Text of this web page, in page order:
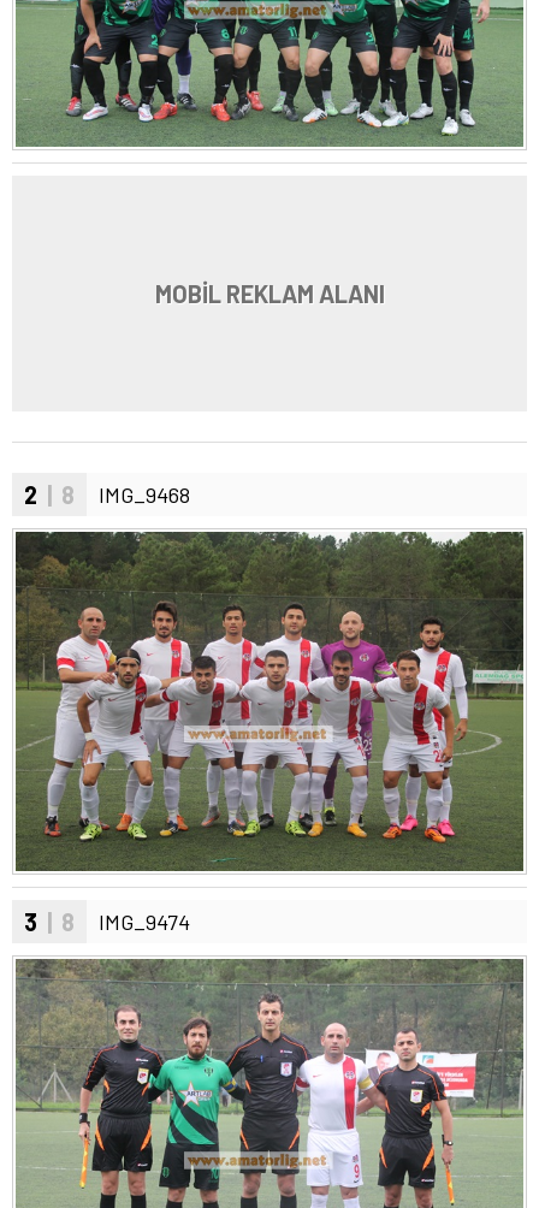
MOBİL REKLAM ALANI
2 | 8 IMG_9468
3 | 8 IMG_9474